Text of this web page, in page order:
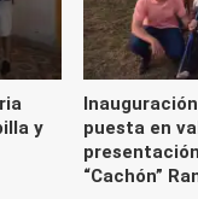
y
puesta en
“Cachón”